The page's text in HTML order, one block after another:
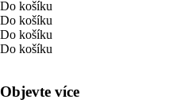
Do košíku
Do košíku
Do košíku
Do košíku
Objevte více